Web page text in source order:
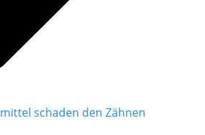
schaden den Zähnen